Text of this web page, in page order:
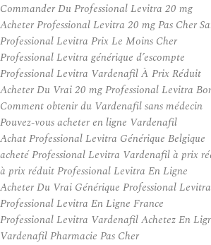
Commander Du Professional Levitra 20 mg
Acheter Professional Levitra 20 mg Pas Cher
Professional Levitra Prix Le Moins Cher
Professional Levitra générique d’escompte
Professional Levitra Vardenafil À Prix Réduit
Acheter Du Vrai 20 mg Professional Levitra
Comment obtenir du Vardenafil sans médecin
Pouvez-vous acheter en ligne Vardenafil
Achat Professional Levitra Générique Belgique
acheté Professional Levitra Vardenafil à prix
à prix réduit Professional Levitra En Ligne
Acheter Du Vrai Générique Professional
Professional Levitra En Ligne France
Professional Levitra Vardenafil Achetez En
Vardenafil Pharmacie Pas Cher